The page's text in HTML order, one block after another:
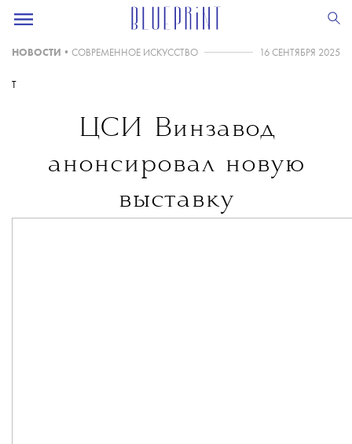
НОВОСТИ • СОВРЕМЕННОЕ ИСКУССТВО 16 СЕНТЯБРЯ 2025
T
ЦСИ Винзавод
анонсировал новую
выставку